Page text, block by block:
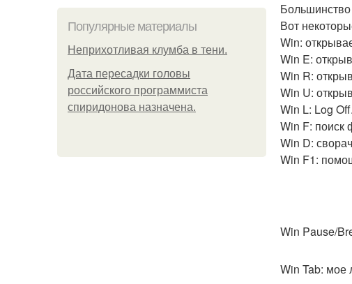
Популярные материалы
Неприхотливая клумба в тени.
Дата пересадки головы
российского программиста
спиридонова назначена.
Большинство
Вот
Win:
Win E:
Win R:
Win U:
Win L: Log Off.
Win F: поиск
Win D:
Win F1:
Win Pause/
Win Tab: мое